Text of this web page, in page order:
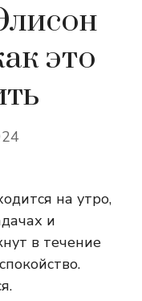
это
на утро,
и
в течение